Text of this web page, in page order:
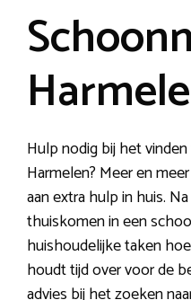
Hulp nodig bij het
Harmelen? Meer en
aan extra hulp in huis.
thuiskomen in een
huishoudelijke taken
houdt tijd over voor de
advies bij het zoeken